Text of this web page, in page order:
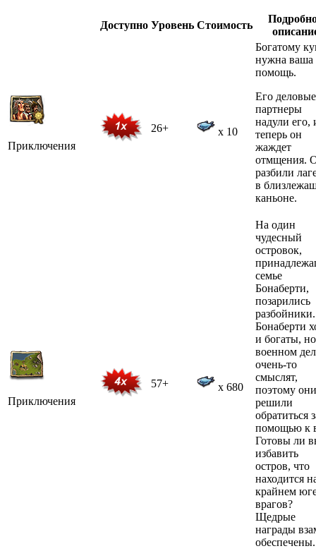
Доступно Уровень Стоимость
Приключения
26+ x 10
Богатому
нужна ваша
помощь.
Его деловые
партнеры
надули его,
теперь он
жаждет
отмщения.
разбили
в
каньоне.
Приключения
57+ x 680
На один
чудесный
островок,
семье
Бонаберти,
позарились
разбойники.
Бонаберти
и богаты,
военном
очень-то
смыслят,
поэтому они
решили
обратиться
помощью к
Готовы ли
избавить
остров, что
находится
крайнем
врагов?
Щедрые
награды
обеспечены.